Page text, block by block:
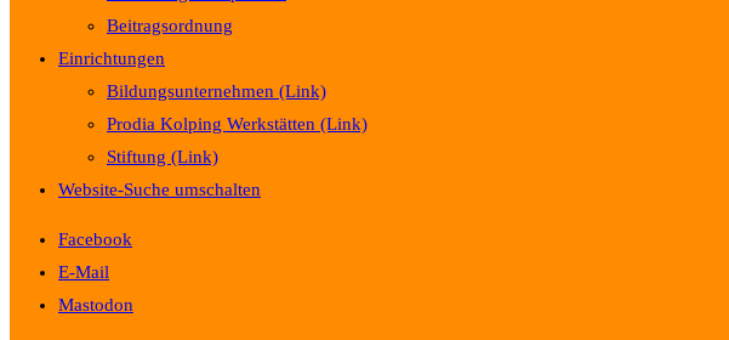
Beitragsordnung
Einrichtungen
Bildungsunternehmen (Link)
Prodia Kolping Werkstätten (Link)
Stiftung (Link)
Website-Suche umschalten
Facebook
E-Mail
Mastodon